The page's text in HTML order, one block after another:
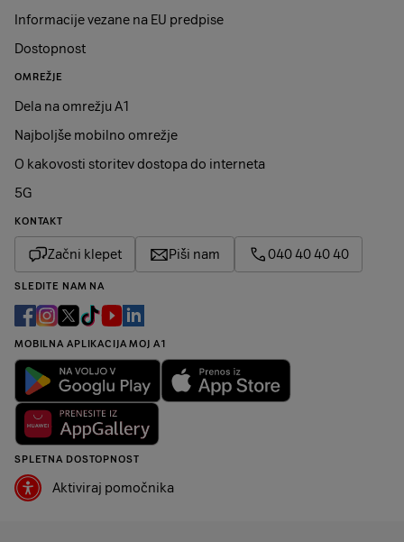
Informacije vezane na EU predpise
Dostopnost
OMREŽJE
Dela na omrežju A1
Najboljše mobilno omrežje
O kakovosti storitev dostopa do interneta
5G
KONTAKT
Začni klepet Piši nam 040 40 40 40
SLEDITE NAM NA
MOBILNA APLIKACIJA MOJ A1
SPLETNA DOSTOPNOST
Aktiviraj pomočnika